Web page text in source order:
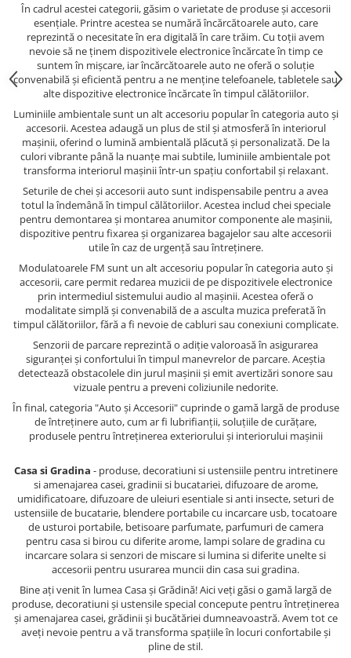
În cadrul acestei categorii, găsim o varietate de produse și accesorii
esențiale. Printre acestea se numără încărcătoarele auto, care
reprezintă o necesitate în era digitală în care trăim. Cu toții avem
nevoie să ne ținem dispozitivele electronice încărcate în timp ce
suntem în mișcare, iar încărcătoarele auto ne oferă o soluție
convenabilă și eficientă pentru a ne menține telefoanele, tabletele sau
alte dispozitive electronice încărcate în timpul călătoriilor.
Luminiile ambientale sunt un alt accesoriu popular în categoria auto și
accesorii. Acestea adaugă un plus de stil și atmosferă în interiorul
mașinii, oferind o lumină ambientală plăcută și personalizată. De la
culori vibrante până la nuanțe mai subtile, luminiile ambientale pot
transforma interiorul mașinii într-un spațiu confortabil și relaxant.
Seturile de chei și accesorii auto sunt indispensabile pentru a avea
totul la îndemână în timpul călătoriilor. Acestea includ chei speciale
pentru demontarea și montarea anumitor componente ale mașinii,
dispozitive pentru fixarea și organizarea bagajelor sau alte accesorii
utile în caz de urgență sau întreținere.
Modulatoarele FM sunt un alt accesoriu popular în categoria auto și
accesorii, care permit redarea muzicii de pe dispozitivele electronice
prin intermediul sistemului audio al mașinii. Acestea oferă o
modalitate simplă și convenabilă de a asculta muzica preferată în
timpul călătoriilor, fără a fi nevoie de cabluri sau conexiuni complicate.
Senzorii de parcare reprezintă o adiție valoroasă în asigurarea
siguranței și confortului în timpul manevrelor de parcare. Aceștia
detectează obstacolele din jurul mașinii și emit avertizări sonore sau
vizuale pentru a preveni coliziunile nedorite.
În final, categoria "Auto și Accesorii" cuprinde o gamă largă de produse
de întreținere auto, cum ar fi lubrifianții, soluțiile de curățare,
produsele pentru întreținerea exteriorului și interiorului mașinii
Casa si Gradina - produse, decoratiuni si ustensiile pentru intretinere
si amenajarea casei, gradinii si bucatariei, difuzoare de arome,
umidificatoare, difuzoare de uleiuri esentiale si anti insecte, seturi de
ustensiile de bucatarie, blendere portabile cu incarcare usb, tocatoare
de usturoi portabile, betisoare parfumate, parfumuri de camera
pentru casa si birou cu diferite arome, lampi solare de gradina cu
incarcare solara si senzori de miscare si lumina si diferite unelte si
accesorii pentru usurarea muncii din casa sui gradina.
Bine ați venit în lumea Casa și Grădină! Aici veți găsi o gamă largă de
produse, decoratiuni și ustensile special concepute pentru întreținerea
și amenajarea casei, grădinii și bucătăriei dumneavoastră. Avem tot ce
aveți nevoie pentru a vă transforma spațiile în locuri confortabile și
pline de stil.